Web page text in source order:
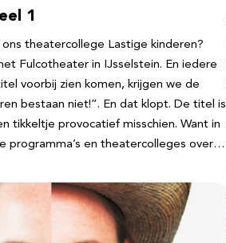
1
theatercollege Lastige kinderen?
Fulcotheater in IJsselstein. En iedere
voorbij zien komen, krijgen we de
bestaan niet!”. En dat klopt. De titel is
tikkeltje provocatief misschien. Want in
programma’s en theatercolleges over…